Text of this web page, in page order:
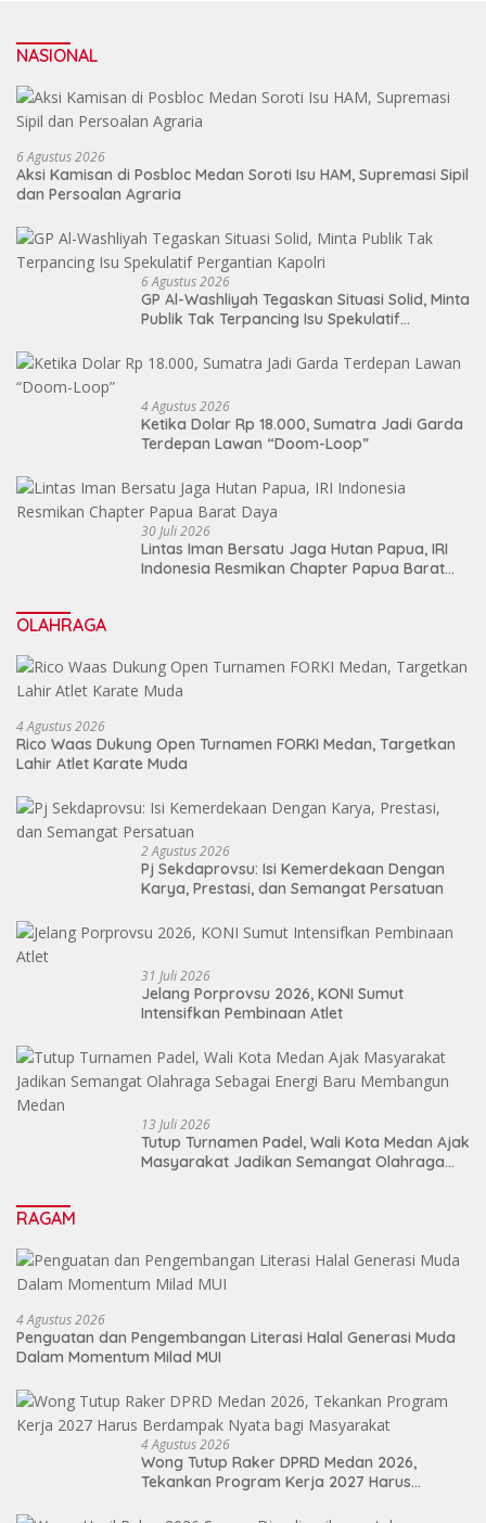
NASIONAL
6 Agustus 2026
Aksi Kamisan di Posbloc Medan Soroti Isu HAM, Supremasi Sipil
dan Persoalan Agraria
6 Agustus 2026
GP Al-Washliyah Tegaskan Situasi Solid, Minta
Publik Tak Terpancing Isu Spekulatif
4 Agustus 2026
Ketika Dolar Rp 18.000, Sumatra Jadi Garda
Terdepan Lawan “Doom-Loop”
30 Juli 2026
Lintas Iman Bersatu Jaga Hutan Papua, IRI
Indonesia Resmikan Chapter Papua Barat
OLAHRAGA
4 Agustus 2026
Rico Waas Dukung Open Turnamen FORKI Medan, Targetkan
Lahir Atlet Karate Muda
2 Agustus 2026
Pj Sekdaprovsu: Isi Kemerdekaan Dengan
Karya, Prestasi, dan Semangat Persatuan
31 Juli 2026
Jelang Porprovsu 2026, KONI Sumut
Intensifkan Pembinaan Atlet
13 Juli 2026
Tutup Turnamen Padel, Wali Kota Medan Ajak
Masyarakat Jadikan Semangat Olahraga
RAGAM
4 Agustus 2026
Penguatan dan Pengembangan Literasi Halal Generasi Muda
Dalam Momentum Milad MUI
4 Agustus 2026
Wong Tutup Raker DPRD Medan 2026,
Tekankan Program Kerja 2027 Harus